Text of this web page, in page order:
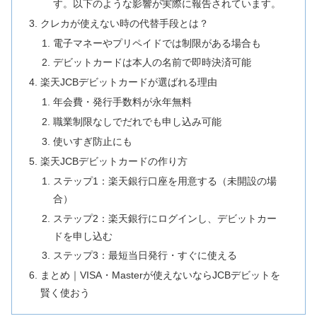
す。以下のような影響が実際に報告されています。
クレカが使えない時の代替手段とは？
電子マネーやプリペイドでは制限がある場合も
デビットカードは本人の名前で即時決済可能
楽天JCBデビットカードが選ばれる理由
年会費・発行手数料が永年無料
職業制限なしでだれでも申し込み可能
使いすぎ防止にも
楽天JCBデビットカードの作り方
ステップ1：楽天銀行口座を用意する（未開設の場
合）
ステップ2：楽天銀行にログインし、デビットカー
ドを申し込む
ステップ3：最短当日発行・すぐに使える
まとめ｜VISA・Masterが使えないならJCBデビットを
賢く使おう